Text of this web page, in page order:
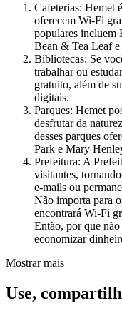
Cafeterias: Hemet
oferecem Wi-Fi
populares incluem
Bean & Tea Leaf
Bibliotecas: Se
trabalhar ou
gratuito, além de
digitais.
Parques: Hemet
desfrutar da
desses parques
Park e Mary
Prefeitura: A
visitantes,
e-mails ou
Não importa para
encontrará Wi-Fi
Então, por que
economizar
Mostrar mais
Use,